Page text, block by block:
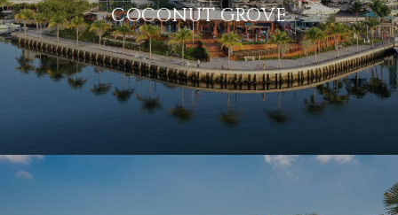
COCONUT GROVE